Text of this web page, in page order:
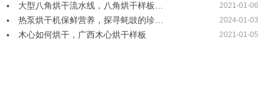
大型八角烘干流水线，八角烘干样板… 2021-01-06
热泵烘干机保鲜营养，探寻蚝豉的珍… 2024-01-03
木心如何烘干，广西木心烘干样板 2021-01-05